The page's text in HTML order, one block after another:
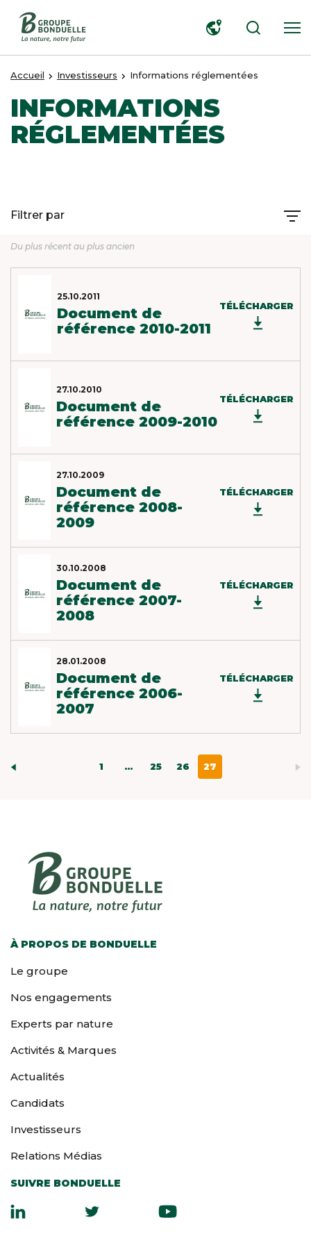
Accueil Investisseurs Informations réglementées
INFORMATIONS
RÉGLEMENTÉES
Filtrer par
Du plus récent au plus ancien
25.10.2011
Document de
référence 2010-2011
TÉLÉCHARGER
27.10.2010
Document de
référence 2009-2010
TÉLÉCHARGER
27.10.2009
Document de
référence 2008-
2009
TÉLÉCHARGER
30.10.2008
Document de
référence 2007-
2008
TÉLÉCHARGER
28.01.2008
Document de
référence 2006-
2007
TÉLÉCHARGER
1 ... 25 26 27
À PROPOS DE BONDUELLE
Le groupe
Nos engagements
Experts par nature
Activités & Marques
Actualités
Candidats
Investisseurs
Relations Médias
SUIVRE BONDUELLE
MEET OUR PLANET-
FRIENDLY FOOD
PACKAGING